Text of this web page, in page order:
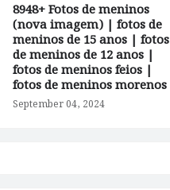
8948+ Fotos de meninos
(nova imagem) | fotos de
meninos de 15 anos | fotos
de meninos de 12 anos |
fotos de meninos feios |
fotos de meninos morenos
September 04, 2024